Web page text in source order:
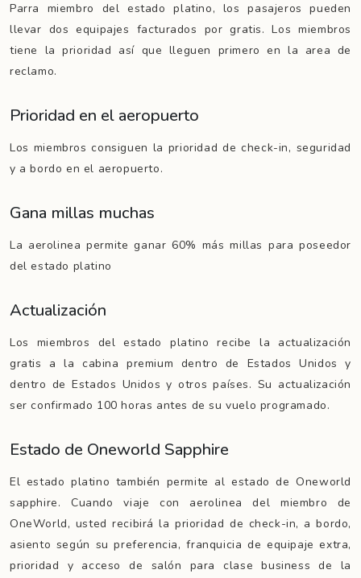
Parra miembro del estado platino, los pasajeros pueden
llevar dos equipajes facturados por gratis. Los miembros
tiene la prioridad así que lleguen primero en la area de
reclamo.
Prioridad en el aeropuerto
Los miembros consiguen la prioridad de check-in, seguridad
y a bordo en el aeropuerto.
Gana millas muchas
La aerolinea permite ganar 60% más millas para poseedor
del estado platino
Actualización
Los miembros del estado platino recibe la actualización
gratis a la cabina premium dentro de Estados Unidos y
dentro de Estados Unidos y otros países. Su actualización
ser confirmado 100 horas antes de su vuelo programado.
Estado de Oneworld Sapphire
El estado platino también permite al estado de Oneworld
sapphire. Cuando viaje con aerolinea del miembro de
OneWorld, usted recibirá la prioridad de check-in, a bordo,
asiento según su preferencia, franquicia de equipaje extra,
prioridad y acceso de salón para clase business de la